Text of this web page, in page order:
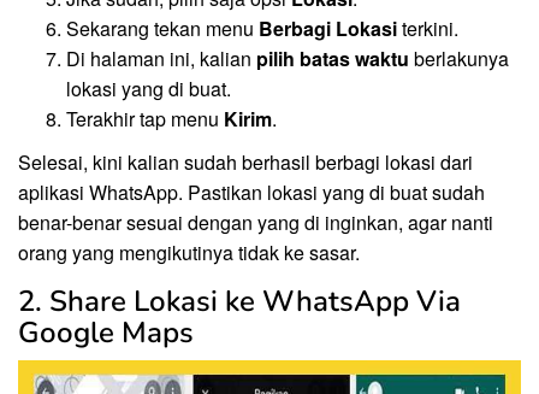
Sekarang tekan menu Berbagi Lokasiterkini.
Di halaman ini, kalian pilih batas waktu berlakunya
lokasi yang di buat.
Terakhir tap menu Kirim.
Selesai, kini kalian sudah berhasil berbagi lokasi dari
aplikasi WhatsApp. Pastikan lokasi yang di buat sudah
benar-benar sesuai dengan yang di inginkan, agar nanti
orang yang mengikutinya tidak ke sasar.
2. Share Lokasi ke WhatsApp Via
Google Maps